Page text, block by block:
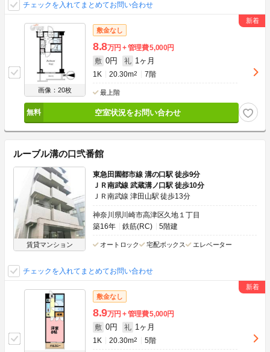
チェックを入れてまとめてお問い合わせ
画像：20枚
敷金なし
8.8万円 管理費5,000円
敷 0円 礼 1ヶ月
1K 20.30m2 7階
最上階
空室状況をお問い合わせ
ルーブル溝の口弐番館
賃貸マンション
東急田園都市線 溝の口駅 徒歩9分
ＪＲ南武線 武蔵溝ノ口駅 徒歩10分
ＪＲ南武線 津田山駅 徒歩13分
神奈川県川崎市高津区久地１丁目
築16年
鉄筋(RC) 5階建
オートロック 宅配ボックス エレベーター
チェックを入れてまとめてお問い合わせ
敷金なし
8.9万円 管理費5,000円
敷 0円 礼 1ヶ月
1K 20.30m2 5階